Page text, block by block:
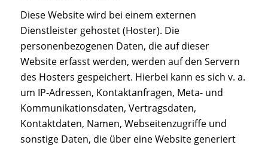
Diese Website wird bei einem externen
Dienstleister gehostet (Hoster). Die
personenbezogenen Daten, die auf dieser
Website erfasst werden, werden auf den Servern
des Hosters gespeichert. Hierbei kann es sich v. a.
um IP-Adressen, Kontaktanfragen, Meta- und
Kommunikationsdaten, Vertragsdaten,
Kontaktdaten, Namen, Webseitenzugriffe und
sonstige Daten, die über eine Website generiert